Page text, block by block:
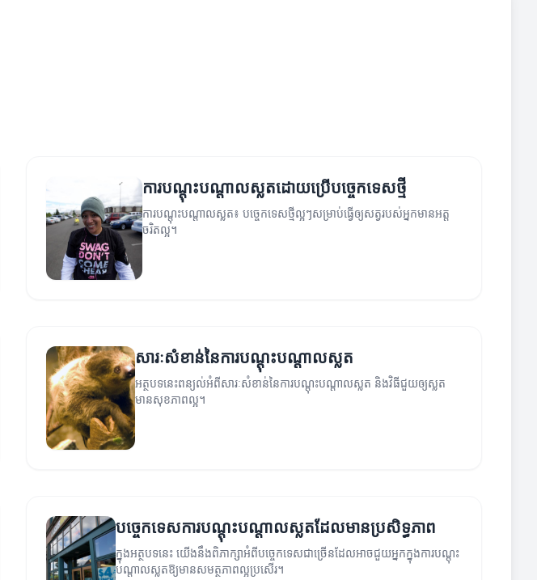
ការបណ្តុះបណ្តាលស្លតដោយប្រើបច្ចេកទេសថ្មី
ការបណ្តុះបណ្តាលស្លត៖ បច្ចេកទេសថ្មីល្អៗសម្រាប់ធ្វើឲ្យសត្វរបស់អ្នកមានអត្ត
ចរិតល្អ។
សារៈសំខាន់នៃការបណ្តុះបណ្តាលស្លត
អត្ថបទនេះពន្យល់អំពីសារៈសំខាន់នៃការបណ្តុះបណ្តាលស្លត និងវិធីជួយឲ្យស្លត
មានសុខភាពល្អ។
បច្ចេកទេសការបណ្តុះបណ្តាលស្លតដែលមានប្រសិទ្ធភាព
ក្នុងអត្ថបទនេះ យើងនឹងពិភាក្សាអំពីបច្ចេកទេសជាច្រើនដែលអាចជួយអ្នកក្នុងការបណ្តុះ
បណ្តាលស្លតឱ្យមានសមត្ថភាពល្អប្រសើរ។